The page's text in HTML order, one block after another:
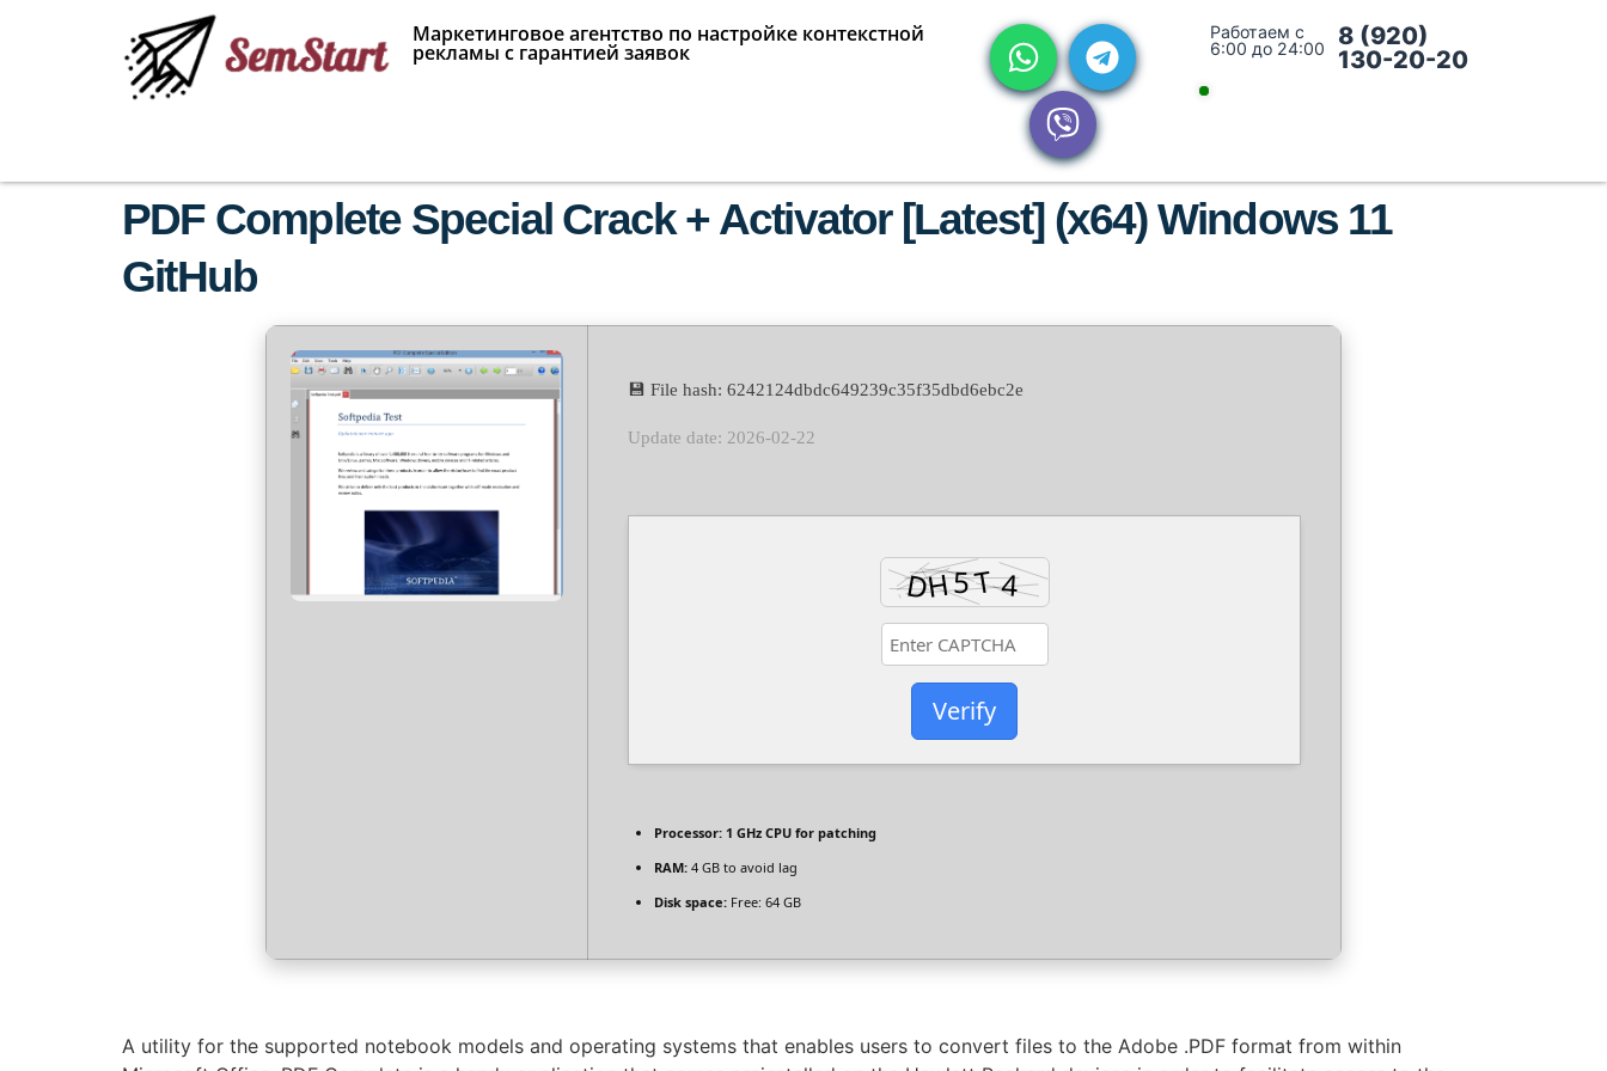
Маркетинговое агентство по настройке контекстной
рекламы с гарантией заявок
Работаем с
6:00 до 24:00
8 (920)
130-20-20
PDF Complete Special Crack + Activator [Latest] (x64) Windows 11
GitHub
💾 File hash: 6242124dbdc649239c35f35dbd6ebc2e
Update date: 2026-02-22
Verify
Processor: 1 GHz CPU for patching
RAM: 4 GB to avoid lag
Disk space: Free: 64 GB
A utility for the supported notebook models and operating systems that enables users to convert files to the Adobe .PDF format from within